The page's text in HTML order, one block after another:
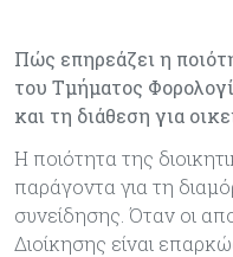
Πώς επηρεάζει η
του Τμήματος
και τη διάθεση για
Η ποιότητα της
παράγοντα για τη
συνείδησης. Όταν οι
Διοίκησης είναι